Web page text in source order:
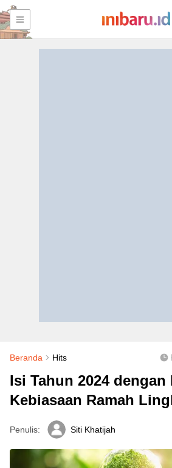
Beranda Hits
Isi Tahun 2024 dengan
Kebiasaan Ramah
Penulis: Siti Khatijah